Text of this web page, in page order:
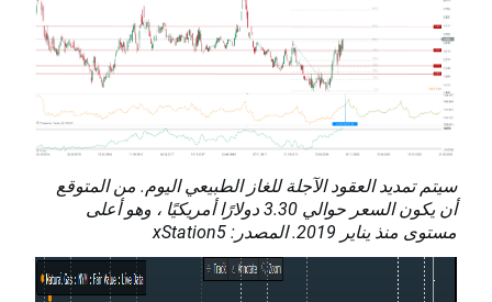
سيتم تمديد العقود الآجلة للغاز الطبيعي اليوم. من المتوقع
أن يكون السعر حوالي 3.30 دولارًا أمريكيًا ، وهو أعلى
مستوى منذ يناير 2019. المصدر: xStation5